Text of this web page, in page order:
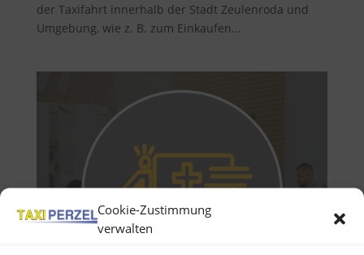
Cookie-Zustimmung
verwalten
der Taxifahrt innerhalb der Stadt Zeulenroda und
Umgebung, wie z. B. zum Einkaufen...